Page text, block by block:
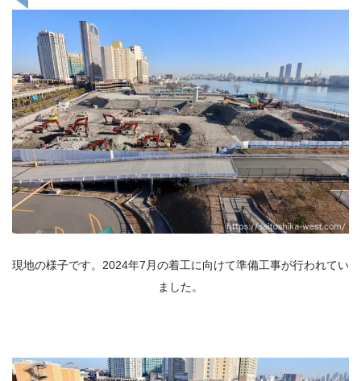
現地の様子です。2024年7月の着工に向けて準備工事が行われてい
ました。